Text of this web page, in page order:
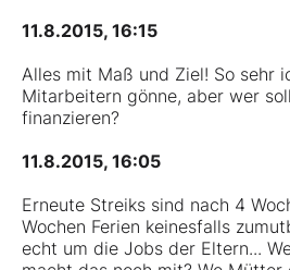
11.8.2015, 16:15
Alles mit Maß und Ziel! So sehr
Mitarbeitern gönne, aber wer
finanzieren?
11.8.2015, 16:05
Erneute Streiks sind nach 4
Wochen Ferien keinesfalls
echt um die Jobs der Eltern...